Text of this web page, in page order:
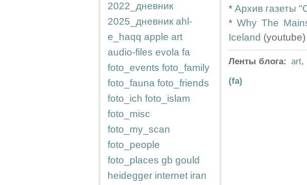
2022_дневник
2025_дневник ahl-
e_haqq apple art
audio-files evola fa
foto_events foto_family
foto_fauna foto_friends
foto_ich foto_islam
foto_misc
foto_my_scan
foto_people
foto_places gb gould
heidegger internet iran
* Архив газеты
* Why The
Iceland (youtube)
Ленты блога: art,
(fa)